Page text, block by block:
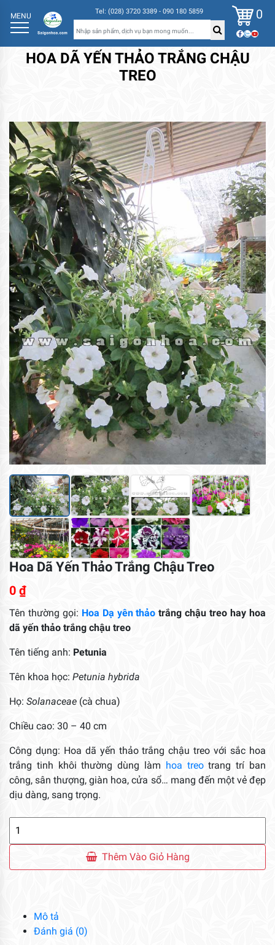
MENU Tel: (028) 3720 3389 - 090 180 5859 0
HOA DÃ YẾN THẢO TRẮNG CHẬU
TREO
Hoa Dã Yến Thảo Trắng Chậu Treo
0 ₫
Tên thường gọi: Hoa Dạ yên thảo trắng chậu treo hay hoa
dã yến thảo trắng chậu treo
Tên tiếng anh: Petunia
Tên khoa học: Petunia hybrida
Họ: Solanaceae (cà chua)
Chiều cao: 30 – 40 cm
Công dụng: Hoa dã yến thảo trắng chậu treo với sắc hoa
trắng tinh khôi thường dùng làm hoa treotrang trí ban
công, sân thượng, giàn hoa, cửa sổ… mang đến một vẻ đẹp
dịu dàng, sang trọng.
Thảo
Thêm Vào Giỏ Hàng
Mô tả
Đánh giá (0)